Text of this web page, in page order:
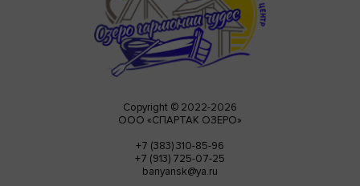
Copyright © 2022-2026
ООО «СПАРТАК ОЗЕРО»
+7 (383) 310-85-96
+7 (913) 725-07-25
banyansk@ya.ru